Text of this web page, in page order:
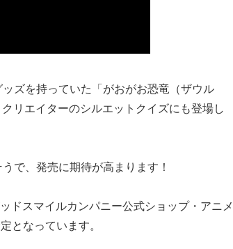
ズを持っていた「がおがお恐竜（ザウル
リエイターのシルエットクイズにも登場し
で、発売に期待が高まります！
ドスマイルカンパニー公式ショップ・アニメ
となっています。